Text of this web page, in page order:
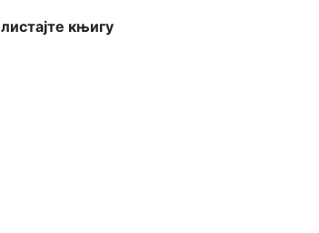
књигу